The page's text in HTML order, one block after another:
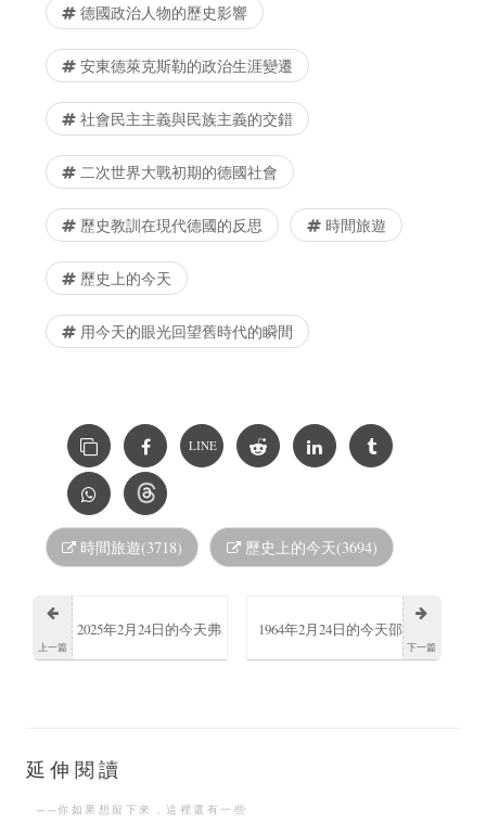
德國政治人物的歷史影響
安東德萊克斯勒的政治生涯變遷
社會民主主義與民族主義的交錯
二次世界大戰初期的德國社會
歷史教訓在現代德國的反思 時間旅遊
歷史上的今天
用今天的眼光回望舊時代的瞬間
LINE
時間旅遊(3718) 歷史上的今天(3694)
上一篇
2025年2月24日的今天弗
下一篇
1964年2月24日的今天邵
延伸閱讀
──你如果想留下來，這裡還有一些